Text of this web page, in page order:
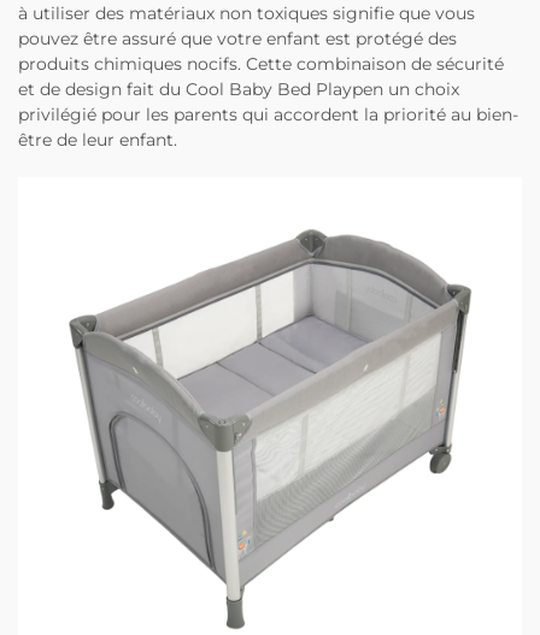
à utiliser des matériaux non toxiques signifie que vous
pouvez être assuré que votre enfant est protégé des
produits chimiques nocifs. Cette combinaison de sécurité
et de design fait du Cool Baby Bed Playpen un choix
privilégié pour les parents qui accordent la priorité au bien-
être de leur enfant.